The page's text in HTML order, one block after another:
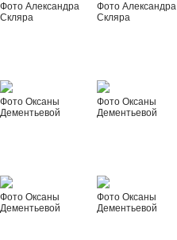
Фото Александра
Скляра
Фото Александра
Скляра
Фото Оксаны
Дементьевой
Фото Оксаны
Дементьевой
Фото Оксаны
Дементьевой
Фото Оксаны
Дементьевой